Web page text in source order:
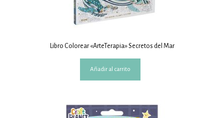
Libro Colorear «ArteTerapia» Secretos del Mar
Añadir al carrito